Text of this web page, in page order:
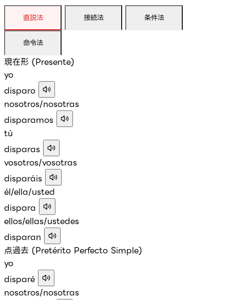
直説法 接続法 条件法
命令法
現在形 (Presente)
yo
disparo
nosotros/nosotras
disparamos
tú
disparas
vosotros/vosotras
disparáis
él/ella/usted
dispara
ellos/ellas/ustedes
disparan
点過去 (Pretérito Perfecto Simple)
yo
disparé
nosotros/nosotras